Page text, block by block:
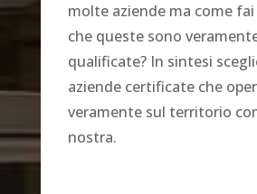
molte aziende ma come fai
che queste sono
qualificate? In sintesi
aziende certificate che
veramente sul territorio
nostra.